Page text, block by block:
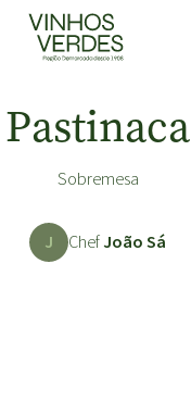
Pastinaca
Sobremesa
J ChefJoão Sá